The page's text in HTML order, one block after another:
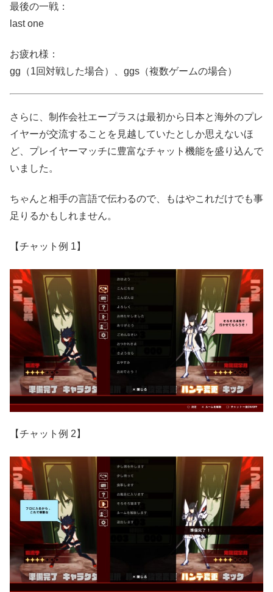
最後の一戦：
last one
お疲れ様：
gg（1回対戦した場合）、ggs（複数ゲームの場合）
さらに、制作会社エープラスは最初から日本と海外のプレ
イヤーが交流することを見越していたとしか思えないほ
ど、プレイヤーマッチに豊富なチャット機能を盛り込んで
いました。
ちゃんと相手の言語で伝わるので、もはやこれだけでも事
足りるかもしれません。
【チャット例 1】
【チャット例 2】